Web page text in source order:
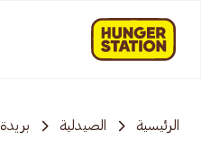
الرئيسية الصيدلية بريدة